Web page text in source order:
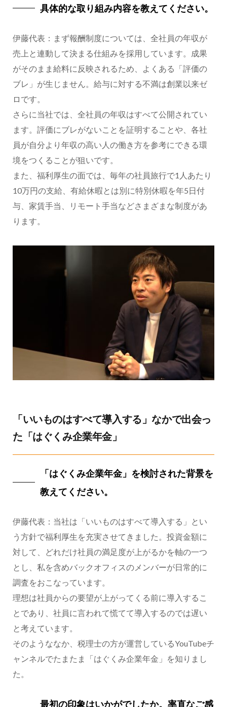
具体的な取り組み内容を教えてください。
伊藤代表：まず報酬制度については、全社員の年収が
売上と連動して決まる仕組みを採用しています。成果
がそのまま給料に反映されるため、よくある「評価の
ブレ」が生じません。給与に対する不満は創業以来ゼ
ロです。
さらに当社では、全社員の年収はすべて公開されてい
ます。評価にブレがないことを証明することや、各社
員が自分より年収の高い人の働き方を参考にできる環
境をつくることが狙いです。
また、福利厚生の面では、毎年の社員旅行で1人あたり
10万円の支給、有給休暇とは別に特別休暇を年5日付
与、家賃手当、リモート手当などさまざまな制度があ
ります。
「いいものはすべて導入する」なかで出会っ
た「はぐくみ企業年金」
「はぐくみ企業年金」を検討された背景を
教えてください。
伊藤代表：当社は「いいものはすべて導入する」とい
う方針で福利厚生を充実させてきました。投資金額に
対して、どれだけ社員の満足度が上がるかを軸の一つ
とし、私を含めバックオフィスのメンバーが日常的に
調査をおこなっています。
理想は社員からの要望が上がってくる前に導入するこ
とであり、社員に言われて慌てて導入するのでは遅い
と考えています。
そのようななか、税理士の方が運営しているYouTubeチ
ャンネルでたまたま「はぐくみ企業年金」を知りまし
た。
最初の印象はいかがでしたか。率直なご感